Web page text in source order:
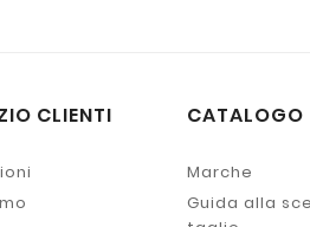
CLIENTI CATALOGO
Marche
Guida alla